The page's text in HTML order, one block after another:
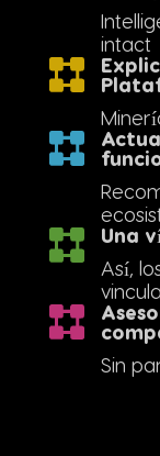
intact
Una
Así,
Sin